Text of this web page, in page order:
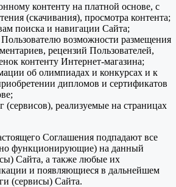
контенту на платной основе, с
(скачивания), просмотра контента;
поиска и навигации Сайта;
Пользователю возможности размещения
рецензий Пользователей,
контенту Интернет-магазина;
об олимпиадах и конкурсах и к
дипломов и сертификатов
(сервисов), реализуемые на страницах
Соглашения подпадают все
функционирующие) на данный
Сайта, а также любые их
и появляющиеся в дальнейшем
(сервисы) Сайта.